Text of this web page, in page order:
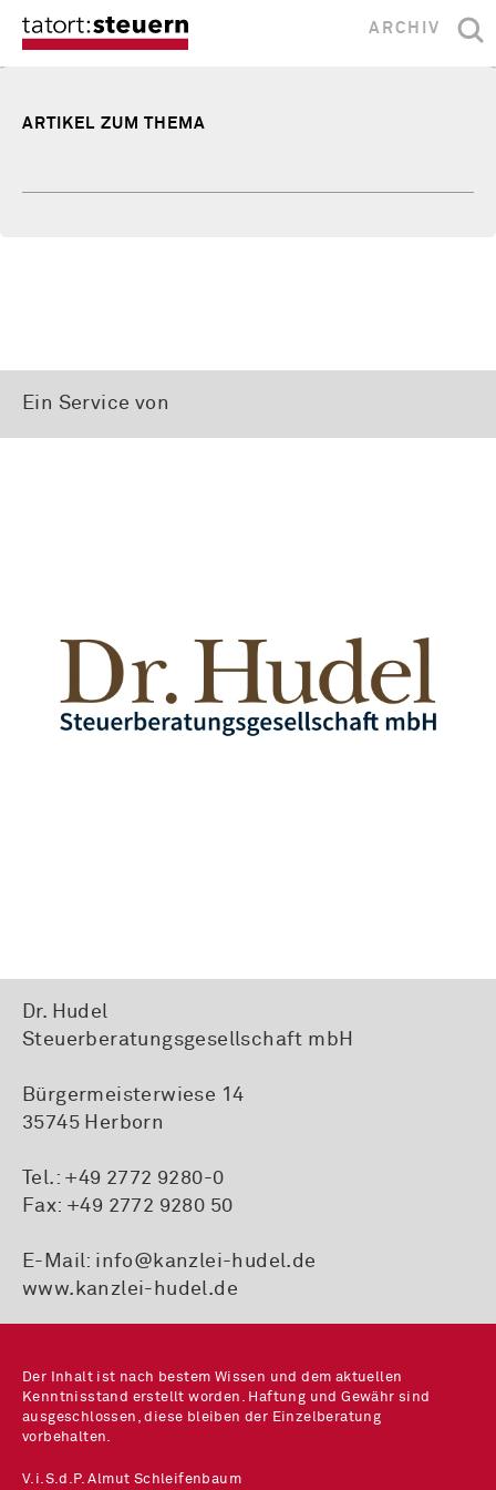
ARCHIV
ARTIKEL ZUM THEMA
Ein Service von
Dr. Hudel
Steuerberatungsgesellschaft mbH
Bürgermeisterwiese 14
35745 Herborn
Tel.: +49 2772 9280-0
Fax: +49 2772 9280 50
E-Mail: info@kanzlei-hudel.de
www.kanzlei-hudel.de
Der Inhalt ist nach bestem Wissen und dem aktuellen
Kenntnisstand erstellt worden. Haftung und Gewähr sind
ausgeschlossen, diese bleiben der Einzelberatung
vorbehalten.
V.i.S.d.P. Almut Schleifenbaum